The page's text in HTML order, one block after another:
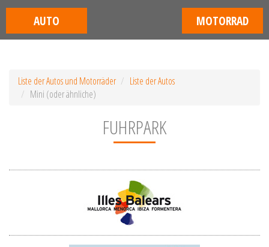
AUTO MOTORRAD
Liste der Autos und Motorräder
Liste der Autos
Mini (oder ähnliche)
FUHRPARK